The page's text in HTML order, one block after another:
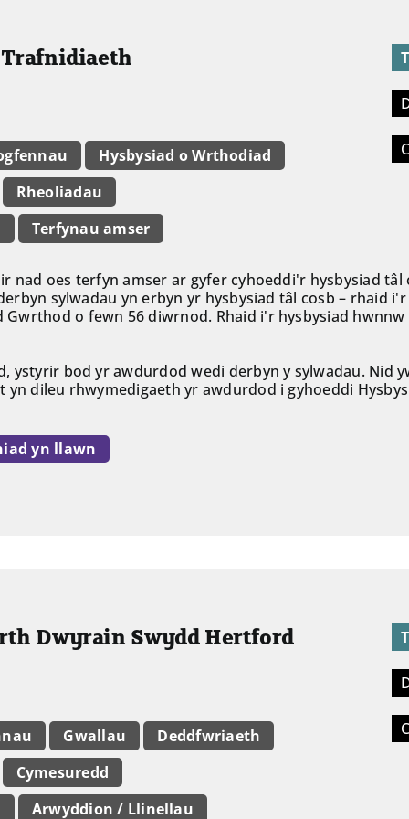
Hysbysiad o Wrthodiad
Rheoliadau
Terfynau amser
nad oes terfyn amser ar gyfer cyhoeddi'r hysbysiad
sylwadau yn erbyn yr hysbysiad tâl cosb – rhaid
Gwrthod o fewn 56 diwrnod. Rhaid i'r hysbysiad
ystyrir bod yr awdurdod wedi derbyn y sylwadau. Nid
dileu rhwymedigaeth yr awdurdod i gyhoeddi
yn llawn
Dwyrain Swydd Hertford
Gwallau
Deddfwriaeth
Cymesuredd
Arwyddion / Llinellau